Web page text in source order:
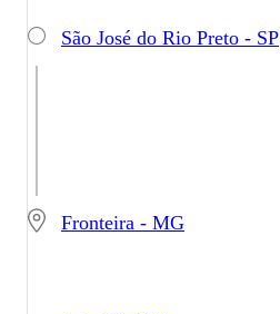
São José do Rio Preto - SP
Fronteira - MG